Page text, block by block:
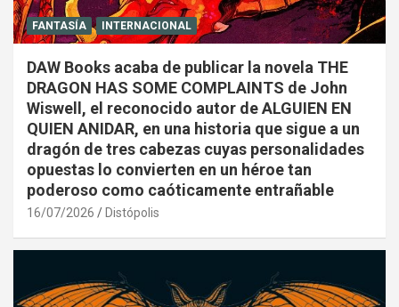
FANTASÍA INTERNACIONAL
DAW Books acaba de publicar la novela THE
DRAGON HAS SOME COMPLAINTS de John
Wiswell, el reconocido autor de ALGUIEN EN
QUIEN ANIDAR, en una historia que sigue a un
dragón de tres cabezas cuyas personalidades
opuestas lo convierten en un héroe tan
poderoso como caóticamente entrañable
16/07/2026 Distópolis